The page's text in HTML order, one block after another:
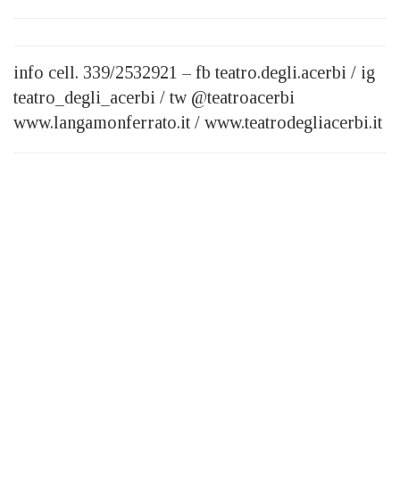
info cell. 339/2532921 – fb teatro.degli.acerbi / ig
teatro_degli_acerbi / tw @teatroacerbi
www.langamonferrato.it / www.teatrodegliacerbi.it